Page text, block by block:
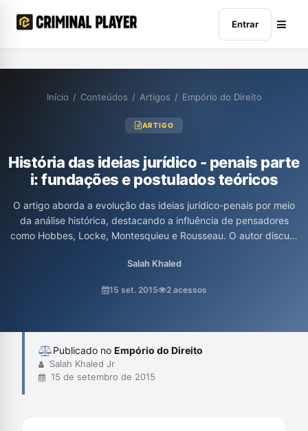
Entrar
Início / Conteúdos / Artigos / Empório do Direito
ARTIGO
História das ideias jurídico - penais parte
i: fundações e postulados teóricos
O artigo aborda a evolução das ideias jurídico-penais por meio
da análise histórica, destacando a influência de pensadores
como Hobbes, Locke, Montesquieu e Rousseau. O autor discute
centrais, como o jus puniendi, enfatizando que muitas ideias são
questões perenes. A mensagem central é entender que a
Salah Khaled
15 set. 2015 2 acessos
Publicado no Empório do Direito
Salah Khaled Jr
15 de setembro de 2015